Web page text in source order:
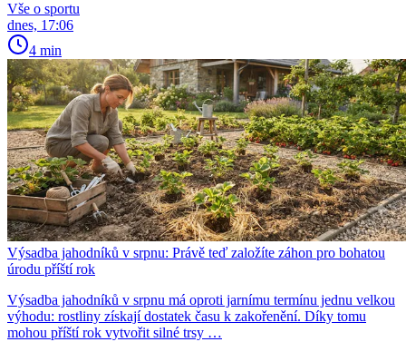
Vše o sportu
dnes, 17:06
4 min
Výsadba jahodníků v srpnu: Právě teď založíte záhon pro bohatou
úrodu příští rok
Výsadba jahodníků v srpnu má oproti jarnímu termínu jednu velkou
výhodu: rostliny získají dostatek času k zakořenění. Díky tomu
mohou příští rok vytvořit silné trsy …